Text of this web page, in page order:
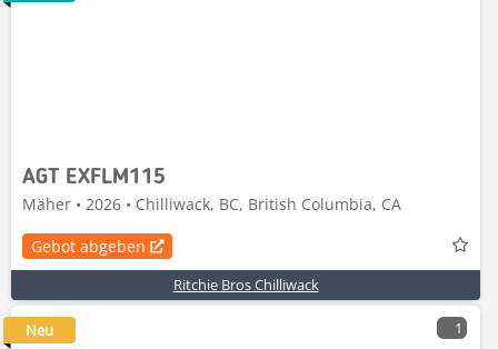
AGT EXFLM115
Mäher • 2026 • Chilliwack, BC, British Columbia, CA
Gebot abgeben
Ritchie Bros Chilliwack
1
Neu